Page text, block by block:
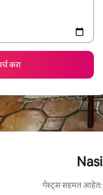
करा
गेस्ट्स सहमत आहेत: